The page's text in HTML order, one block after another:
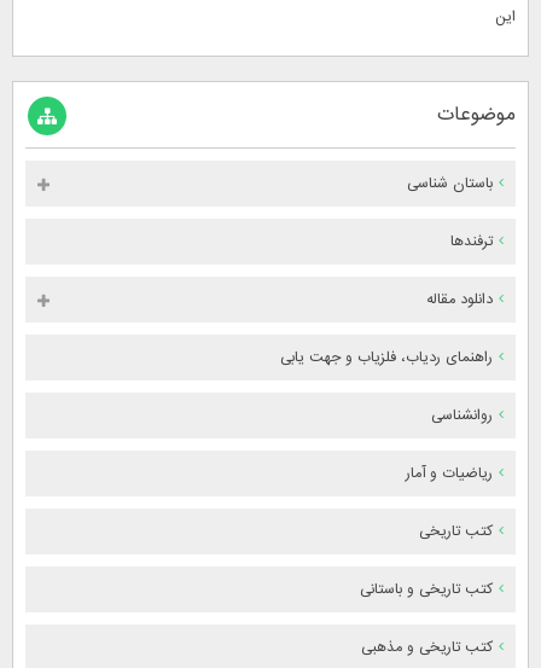
این
موضوعات
باستان شناسی
ترفندها
دانلود مقاله
راهنمای ردیاب، فلزیاب و جهت یابی
روانشناسی
ریاضیات و آمار
کتب تاریخی
کتب تاریخی و باستانی
کتب تاریخی و مذهبی